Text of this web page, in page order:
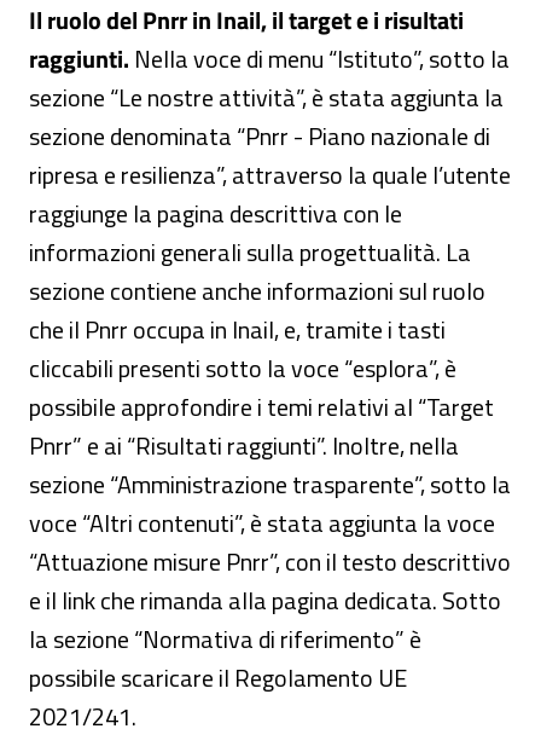
Il ruolo del Pnrr in Inail, il target e i risultati
raggiunti. Nella voce di menu “Istituto”, sotto la
sezione “Le nostre attività”, è stata aggiunta la
sezione denominata “Pnrr - Piano nazionale di
ripresa e resilienza”, attraverso la quale l’utente
raggiunge la pagina descrittiva con le
informazioni generali sulla progettualità. La
sezione contiene anche informazioni sul ruolo
che il Pnrr occupa in Inail, e, tramite i tasti
cliccabili presenti sotto la voce “esplora”, è
possibile approfondire i temi relativi al “Target
Pnrr” e ai “Risultati raggiunti”. Inoltre, nella
sezione “Amministrazione trasparente”, sotto la
voce “Altri contenuti”, è stata aggiunta la voce
“Attuazione misure Pnrr”, con il testo descrittivo
e il link che rimanda alla pagina dedicata. Sotto
la sezione “Normativa di riferimento” è
possibile scaricare il Regolamento UE
2021/241.